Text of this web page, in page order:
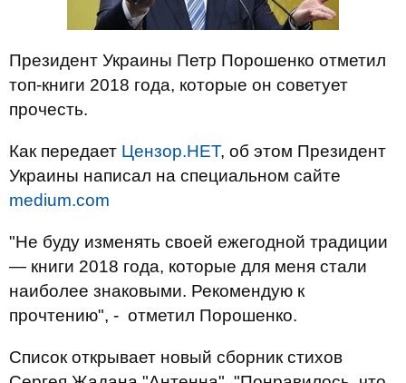
Президент Украины Петр Порошенко отметил
топ-книги 2018 года, которые он советует
прочесть.
Как передает Цензор.НЕТ, об этом Президент
Украины написал на специальном сайте
medium.com
"Не буду изменять своей ежегодной традиции
— книги 2018 года, которые для меня стали
наиболее знаковыми. Рекомендую к
прочтению", - отметил Порошенко.
Список открывает новый сборник стихов